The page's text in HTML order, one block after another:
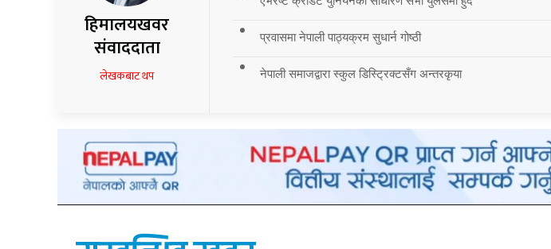
हिमालयखवर
संवाददाता
लेखकबाट थप
प्रवासमा नेपाली पाठ्यक्रम सुधार्न गोष्ठी
नेपाली समाजद्वारा स्कुल डिस्ट्रिक्टसँग अन्तरकृया